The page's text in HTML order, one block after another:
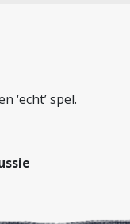
‘echt’ spel.